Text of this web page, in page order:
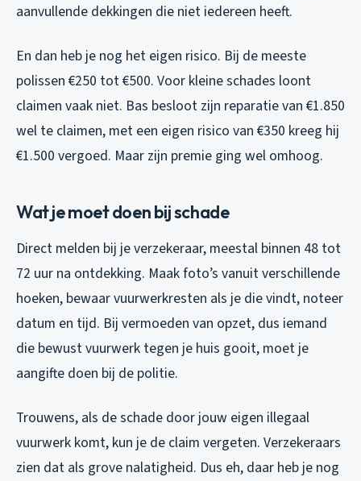
aanvullende dekkingen die niet iedereen heeft.
En dan heb je nog het eigen risico. Bij de meeste
polissen €250 tot €500. Voor kleine schades loont
claimen vaak niet. Bas besloot zijn reparatie van €1.850
wel te claimen, met een eigen risico van €350 kreeg hij
€1.500 vergoed. Maar zijn premie ging wel omhoog.
Wat je moet doen bij schade
Direct melden bij je verzekeraar, meestal binnen 48 tot
72 uur na ontdekking. Maak foto’s vanuit verschillende
hoeken, bewaar vuurwerkresten als je die vindt, noteer
datum en tijd. Bij vermoeden van opzet, dus iemand
die bewust vuurwerk tegen je huis gooit, moet je
aangifte doen bij de politie.
Trouwens, als de schade door jouw eigen illegaal
vuurwerk komt, kun je de claim vergeten. Verzekeraars
zien dat als grove nalatigheid. Dus eh, daar heb je nog